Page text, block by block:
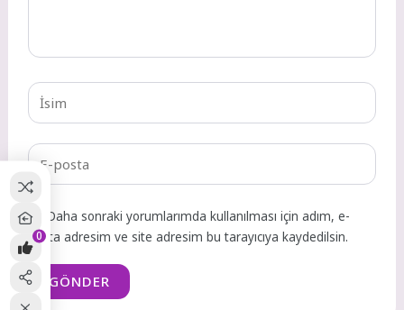
Daha sonraki yorumlarımda kullanılması için adım, e-
posta adresim ve site adresim bu tarayıcıya kaydedilsin.
GÖNDER
0